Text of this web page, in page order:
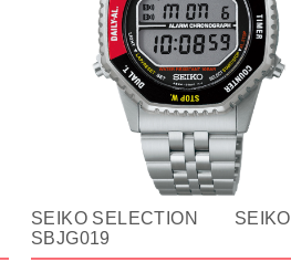
SEIKO SELECTION SEIKO
SBJG019